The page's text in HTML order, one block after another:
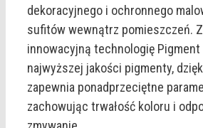
dekoracyjnego i ochronnego
sufitów wewnątrz pomieszczeń.
innowacyjną technologię Pigment
najwyższej jakości pigmenty,
zapewnia ponadprzeciętne
zachowując trwałość koloru i